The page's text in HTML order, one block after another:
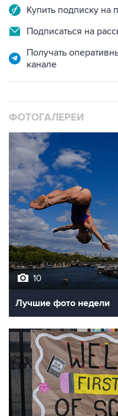
Подписаться на
Получать
10
Лучшие фото недели